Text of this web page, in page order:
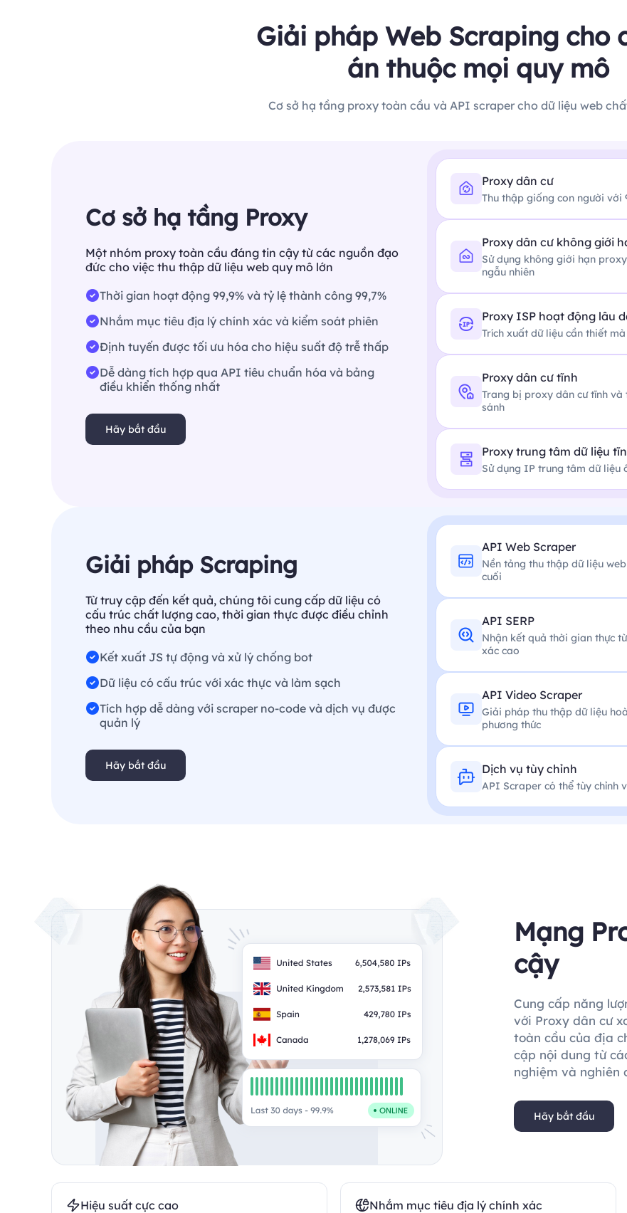
Giải pháp Web Scraping cho
án thuộc mọi quy mô
Cơ sở hạ tầng proxy toàn cầu và API scraper cho dữ liệu web
Cơ sở hạ tầng Proxy
Một nhóm proxy toàn cầu đáng tin cậy từ các nguồn đạo
đức cho việc thu thập dữ liệu web quy mô lớn
Thời gian hoạt động 99,9% và tỷ lệ thành công 99,7%
Nhắm mục tiêu địa lý chính xác và kiểm soát phiên
Định tuyến được tối ưu hóa cho hiệu suất độ trễ thấp
Dễ dàng tích hợp qua API tiêu chuẩn hóa và bảng
điều khiển thống nhất
Hãy bắt đầu
Proxy dân cư
Thu thập giống con người với
Proxy dân cư không giới
Sử dụng không giới hạn
ngẫu nhiên
Proxy ISP hoạt động lâu
Trích xuất dữ liệu cần thiết
Proxy dân cư tĩnh
Trang bị proxy dân cư tĩnh
sánh
Proxy trung tâm dữ liệu
Sử dụng IP trung tâm dữ liệu
Giải pháp Scraping
Từ truy cập đến kết quả, chúng tôi cung cấp dữ liệu có
cấu trúc chất lượng cao, thời gian thực được điều chỉnh
theo nhu cầu của bạn
Kết xuất JS tự động và xử lý chống bot
Dữ liệu có cấu trúc với xác thực và làm sạch
Tích hợp dễ dàng với scraper no-code và dịch vụ được
quản lý
Hãy bắt đầu
API Web Scraper
Nền tảng thu thập dữ liệu
cuối
API SERP
Nhận kết quả thời gian thực
xác cao
API Video Scraper
Giải pháp thu thập dữ liệu
phương thức
Dịch vụ tùy chỉnh
API Scraper có thể tùy chỉnh
Mạng
cậy
Cung cấp năng
với Proxy dân cư
toàn cầu của địa
cập nội dung từ
nghiệm và nghiên
Hãy bắt đầu
Hiệu suất cực cao Nhắm mục tiêu địa lý chính xác